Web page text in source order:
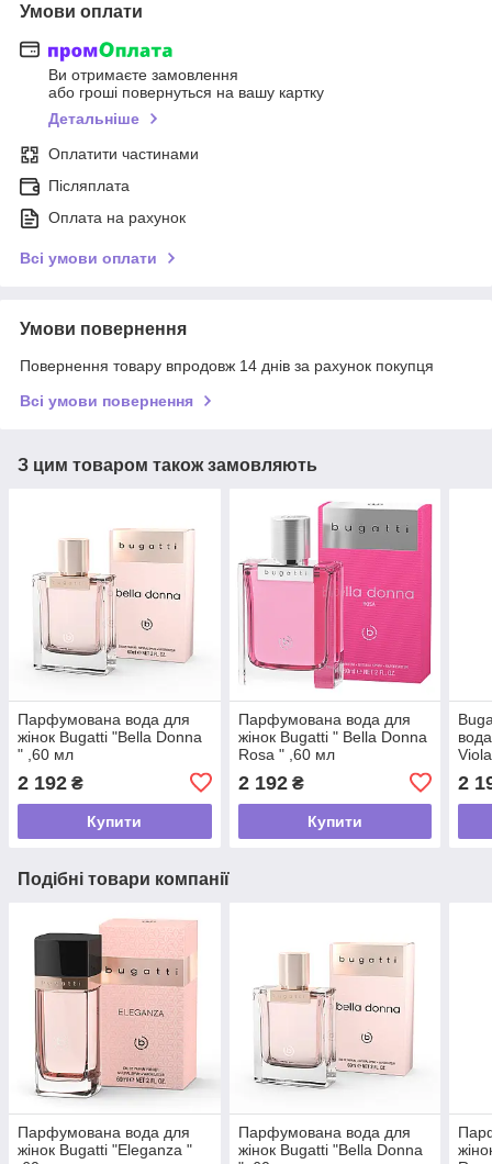
Умови оплати
Ви отримаєте замовлення
або гроші повернуться на вашу картку
Детальніше
Оплатити частинами
Післяплата
Оплата на рахунок
Всі умови оплати
Умови повернення
Повернення товару впродовж 14 днів за рахунок покупця
Всі умови повернення
З цим товаром також замовляють
Парфумована вода для
жінок Bugatti "Bella Donna
" ,60 мл
2 192 ₴
Купити
Парфумована вода для
жінок Bugatti " Bella Donna
Rosa " ,60 мл
2 192₴
Купити
2
Подібні товари компанії
Парфумована вода для
жінок Bugatti "Eleganza "
Парфумована вода для
жінок Bugatti "Bella Donna